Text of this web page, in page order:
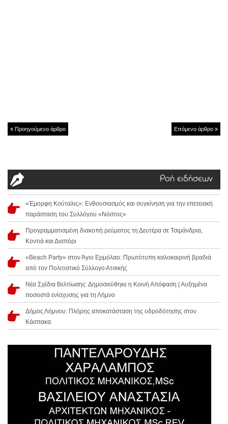
Προηγούμενο άρθρο Επόμενο άρθρο
Ροή ειδήσεων
«Έμορφη Κούταλις»: Ενθουσιασμός και συγκίνηση για την επετειακή
παράσταση του Συλλόγου «Νόστος»
Προγραμματισμένη διακοπή ρεύματος τη Δευτέρα σε Τσιμάνδρια,
Κοντιά και Διαπόρι
«Beach Party» στον Άγιο Ερμόλαο: Πρωτότυπη καλοκαιρινή βραδιά
από τον Πολιτιστικό Σύλλογο Ατσικής
Νέα Σχέδια Βελτίωσης: Δημοσιεύθηκε η Κοινή Απόφαση | Αυξημένα
ποσοστά ενίσχυσης για τη Λήμνο
Δήμος Λήμνου: Πλήρης αποκατάσταση της υδροδότησης στον
Κάσπακα